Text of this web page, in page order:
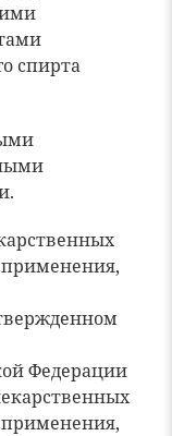
спирта
применения,
Федерации
применения,